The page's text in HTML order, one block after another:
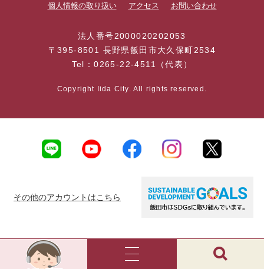
個人情報の取り扱い アクセス お問い合わせ
法人番号2000020202053
〒395-8501 長野県飯田市大久保町2534
Tel：0265-22-4511（代表）
Copyright Iida City. All rights reserved.
その他のアカウントはこちら